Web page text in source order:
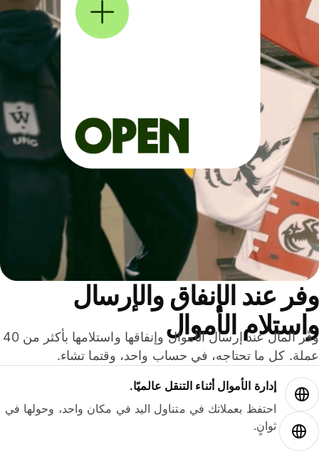
عند الإنفاق والإرسال
الأموال
وفّر المال عند إرسال الأموال وإنفاقها واستلامها بأكثر من 40
كل ما تحتاجه، في حساب واحد، وقتما تشاء.
إدارة الأموال أثناء التنقل عالميًا.
احتفظ بعملاتك في متناول اليد في مكان واحد، وحولها في
ثوانٍ.